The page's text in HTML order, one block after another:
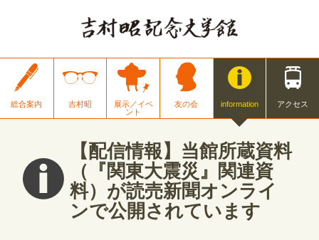
総合案内 吉村昭
展示／イベ
ント
友の会 information アクセス
【配信情報】当館所蔵資料
（『関東大震災』関連資
料）が読売新聞オンライ
ンで公開されています